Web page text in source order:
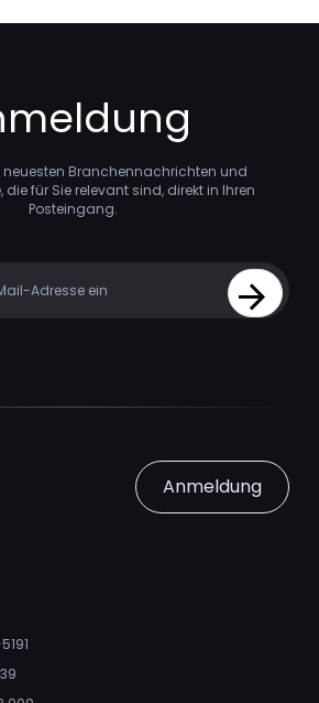
neuesten Branchennachrichten und
die für Sie relevant sind, direkt in Ihren
Posteingang.
Sign Up
Anmeldung